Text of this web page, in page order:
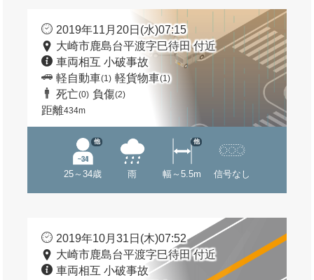
2019年11月20日(水)07:15
大崎市鹿島台平渡字巳待田 付近
車両相互 小破事故
軽自動車(1) 軽貨物車(1)
死亡(0) 負傷(2)
距離434m
25～34歳
他
雨 幅～5.5m
他
信号なし
2019年10月31日(木)07:52
大崎市鹿島台平渡字巳待田 付近
車両相互 小破事故